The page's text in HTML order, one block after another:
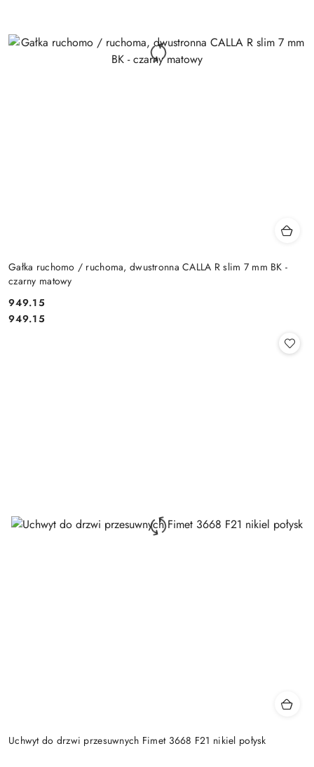
Gałka ruchomo / ruchoma, dwustronna CALLA R slim 7 mm BK -
czarny matowy
Cena:
949.15
Cena:
949.15
Uchwyt do drzwi przesuwnych Fimet 3668 F21 nikiel połysk